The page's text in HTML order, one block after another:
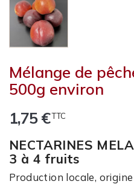
Mélange de
500g environ
1,75 €TTC
NECTARINES
3 à 4 fruits
Production locale,